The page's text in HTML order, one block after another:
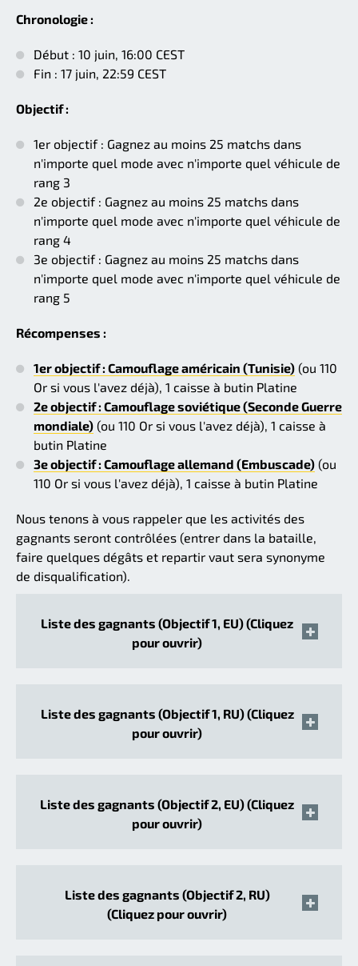
Chronologie :
Début : 10 juin, 16:00 CEST
Fin : 17 juin, 22:59 CEST
Objectif :
1er objectif : Gagnez au moins 25 matchs dans
n'importe quel mode avec n'importe quel véhicule de
rang 3
2e objectif : Gagnez au moins 25 matchs dans
n'importe quel mode avec n'importe quel véhicule de
rang 4
3e objectif : Gagnez au moins 25 matchs dans
n'importe quel mode avec n'importe quel véhicule de
rang 5
Récompenses :
1er objectif : Camouflage américain (Tunisie) (ou 110
Or si vous l'avez déjà), 1 caisse à butin Platine
2e objectif : Camouflage soviétique (Seconde Guerre
mondiale) (ou 110 Or si vous l'avez déjà), 1 caisse à
butin Platine
3e objectif : Camouflage allemand (Embuscade) (ou
110 Or si vous l'avez déjà), 1 caisse à butin Platine
Nous tenons à vous rappeler que les activités des
gagnants seront contrôlées (entrer dans la bataille,
faire quelques dégâts et repartir vaut sera synonyme
de disqualification).
Liste des gagnants (Objectif 1, EU) (Cliquez
pour ouvrir)
Liste des gagnants (Objectif 1, RU) (Cliquez
pour ouvrir)
Liste des gagnants (Objectif 2, EU) (Cliquez
pour ouvrir)
Liste des gagnants (Objectif 2, RU)
(Cliquez pour ouvrir)